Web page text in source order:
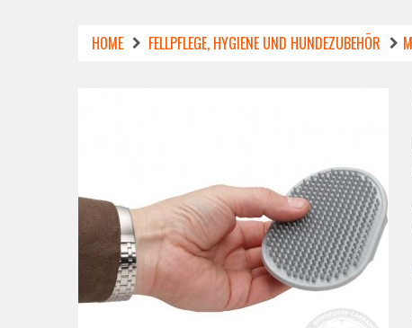
HOME FELLPFLEGE, HYGIENE UND HUNDEZUBEHÖR